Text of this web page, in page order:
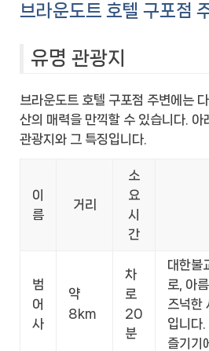
브라운도트 호텔 구포점
유명 관광지
브라운도트 호텔 구포점 주변에는
산의 매력을 만끽할 수 있습니다. 아
관광지와 그 특징입니다.
이
름
거리
소
요
시
간
범
어
사
약
8km
차
로
20
분
대한불
로, 아
즈넉한
입니다
즐기기